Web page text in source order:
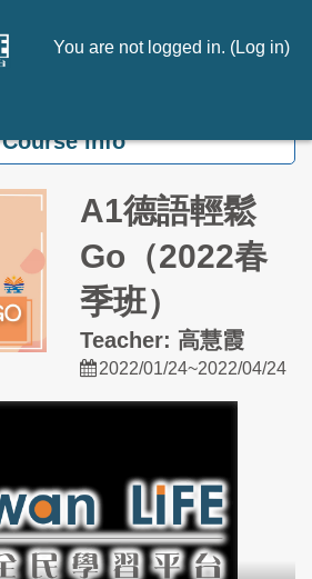
You are not logged in. (Log in)
Course info
A1德語輕鬆
Go（2022春
季班）
Teacher: 高慧霞
2022/01/24~2022/04/24